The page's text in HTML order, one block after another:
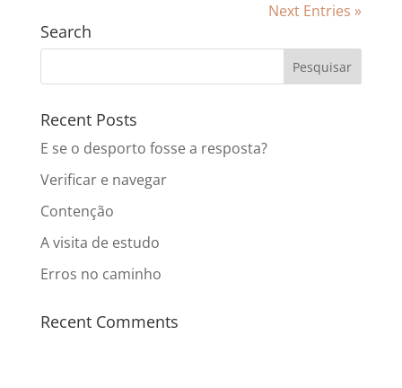
Next Entries »
Search
Recent Posts
E se o desporto fosse a resposta?
Verificar e navegar
Contenção
A visita de estudo
Erros no caminho
Recent Comments